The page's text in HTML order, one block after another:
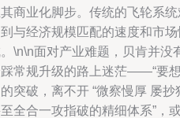
商业化脚步。传统的飞轮系
与经济规模匹配的速度和市
\n\n面对产业难题，贝肯并没
常规升级的路上迷茫——“要
突破，离不开 “微察慢厚 屡
全合一攻指破的精细体系”，